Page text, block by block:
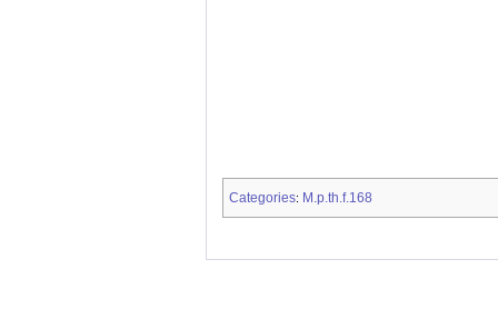
Categories: M.p.th.f.168